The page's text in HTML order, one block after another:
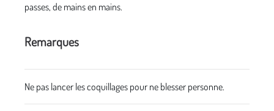
passes, de mains en mains.
Remarques
Ne pas lancer les coquillages pour ne blesser personne.